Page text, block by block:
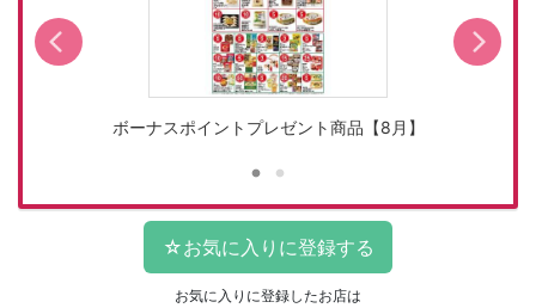
ボーナスポイントプレゼント商品【8月】
お気に入りに登録したお店は